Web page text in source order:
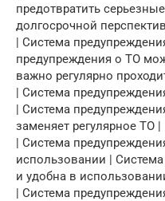
предотвратить
долгосрочной
| Система
предупреждения о ТО
важно регулярно
| Система
| Система
заменяет регулярное ТО |
| Система
использовании |
и удобна в
| Система